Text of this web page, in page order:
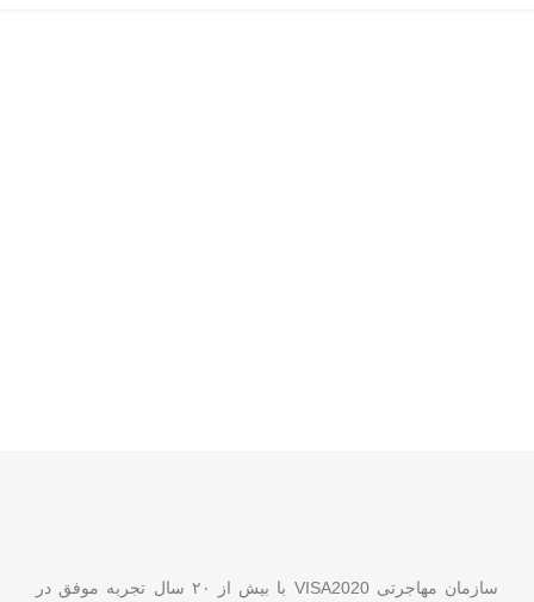
سازمان مهاجرتی VISA2020 با بیش از ۲۰ سال تجربه موفق در